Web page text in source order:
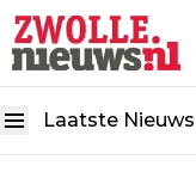
Laatste Nieuws